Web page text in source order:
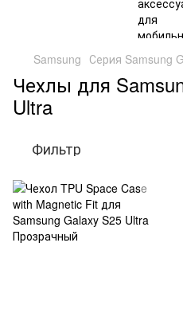
Samsung Серия Samsung
Чехлы для
Ultra
Фильтр